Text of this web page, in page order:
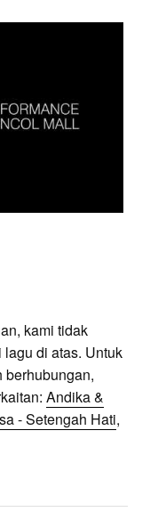
kami tidak
di atas. Untuk
berhubungan,
Andika &
- Setengah Hati,